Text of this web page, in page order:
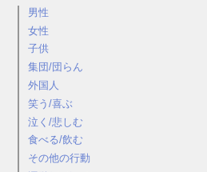
男性
女性
子供
集団/団らん
外国人
笑う/喜ぶ
泣く/悲しむ
食べる/飲む
その他の行動